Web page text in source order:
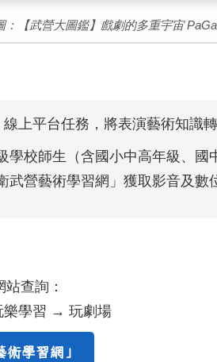
表意營」，報名至 6/30(二)止
：【武營大圖鑑】戲劇的多重宇宙
上平台任務，將表演藝術知識
學校師生（含國小中高年級、國
武營藝術學習網」獲取影音及數
查詢：
學習 → 玩劇場
術學習網」